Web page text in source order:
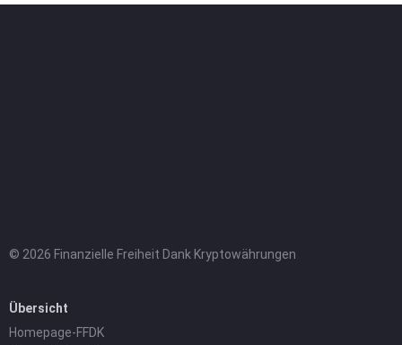
© 2026 Finanzielle Freiheit Dank Kryptowährungen
Übersicht
Homepage-FFDK